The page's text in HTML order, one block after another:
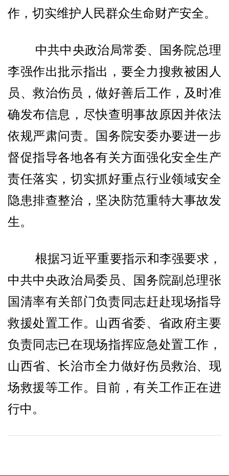
作，切实维护人民群众生命财产安全。
中共中央政治局常委、国务院总理
李强作出批示指出，要全力搜救被困人
员、救治伤员，做好善后工作，及时准
确发布信息，尽快查明事故原因并依法
依规严肃问责。国务院安委办要进一步
督促指导各地各有关方面强化安全生产
责任落实，切实抓好重点行业领域安全
隐患排查整治，坚决防范重特大事故发
生。
根据习近平重要指示和李强要求，
中共中央政治局委员、国务院副总理张
国清率有关部门负责同志赶赴现场指导
救援处置工作。山西省委、省政府主要
负责同志已在现场指挥应急处置工作，
山西省、长治市全力做好伤员救治、现
场救援等工作。目前，有关工作正在进
行中。